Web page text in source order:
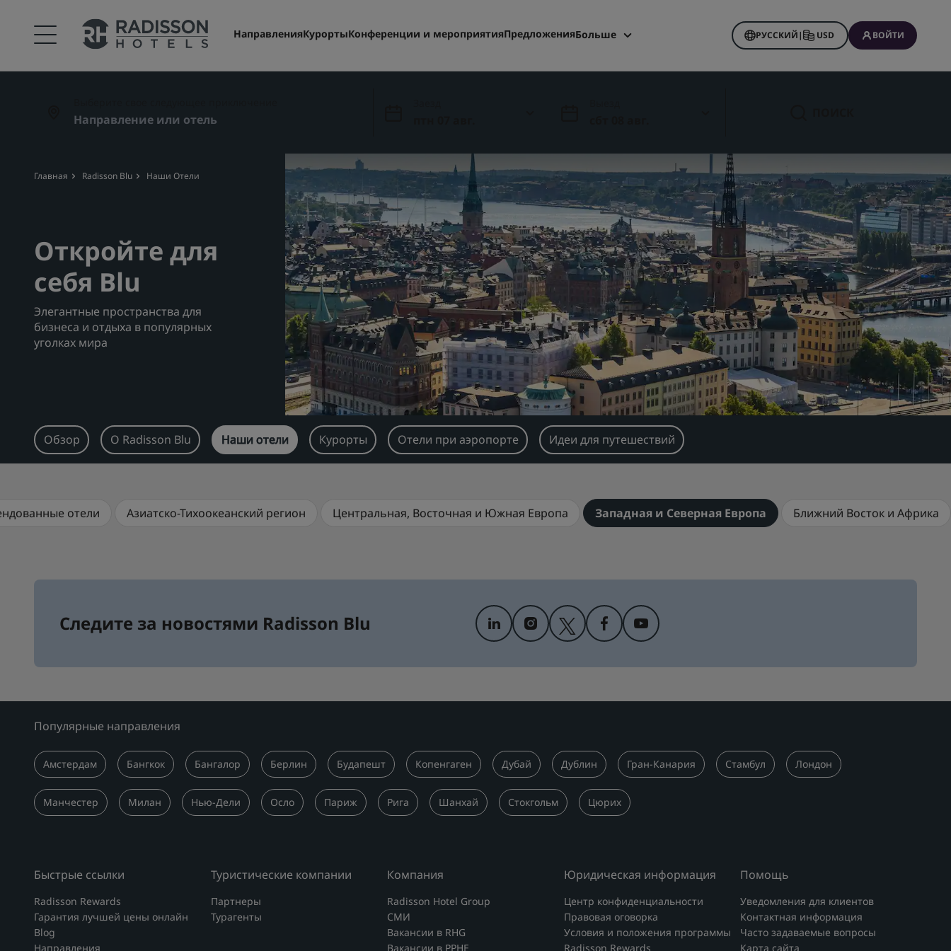
НаправленияКурортыКонференции и мероприятияПредложенияБольше
Radisson Rewards
РУССКИЙ| USD ВОЙТИ
Главная Radisson Blu Наши Отели
Откройте для
себя Blu
Элегантные пространства для
бизнеса и отдыха в популярных
уголках мира
Обзор О Radisson Blu Наши отели Курорты Отели при аэропорте Идеи для путешествий
отели Азиатско-Тихоокеанский регион Центральная, Восточная и Южная Европа Западная и Северная Европа Ближний Восток и Африка
Следите за новостями Radisson Blu
Популярные направления
Амстердам Бангкок Бангалор Берлин Будапешт Копенгаген Дубай Дублин Гран-Канария Стамбул Лондон
Манчестер Милан Нью-Дели Осло Париж Рига Шанхай Стокгольм Цюрих
Быстрые ссылки
Radisson Rewards
Гарантия лучшей цены онлайн
Blog
Направления
Туристические компании
Партнеры
Турагенты
Компания
Radisson Hotel Group
СМИ
Вакансии в RHG
Вакансии в PPHE
Юридическая информация
Центр конфиденциальности
Правовая оговорка
Условия и положения программы
Radisson Rewards
Помощь
Уведомления для клиентов
Контактная информация
Часто задаваемые вопросы
Карта сайта